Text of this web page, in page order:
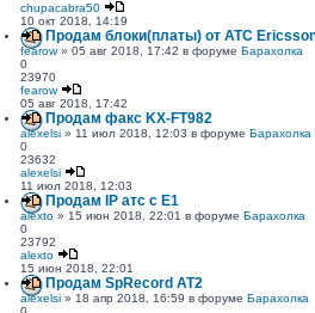
chupacabra50
10 окт 2018, 14:19
Продам блоки(платы) от АТС
fearow» 05 авг 2018, 17:42 в форуме Барахолка
0
23970
fearow
05 авг 2018, 17:42
Продам факс KX-FT982
alexelsi » 11 июл 2018, 12:03 в форуме Барахолка
0
23632
alexelsi
11 июл 2018, 12:03
Продам IP атс с E1
alexto » 15 июн 2018, 22:01 в форуме Барахолка
0
23792
alexto
15 июн 2018, 22:01
Продам SpRecord AT2
alexelsi » 18 апр 2018, 16:59 в форуме Барахолка